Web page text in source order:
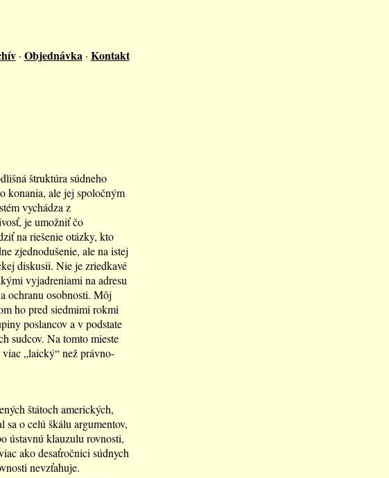
· Objednávka · Kontakt
štruktúra súdneho
konania, ale jej spoločným
vychádza z
je umožniť čo
na riešenie otázky, kto
zjednodušenie, ale na istej
diskusii. Nie je zriedkavé
vyjadreniami na adresu
ochranu osobnosti. Môj
ho pred siedmimi rokmi
poslancov a v podstate
sudcov. Na tomto mieste
„laický“ než právno-
štátoch amerických,
o celú škálu argumentov,
ústavnú klauzulu rovnosti,
ako desaťročnici súdnych
nevzťahuje.